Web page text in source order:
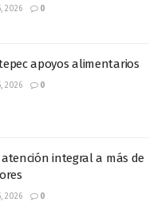
2026 0
apoyos alimentarios
2026 0
integral a más de
2026 0